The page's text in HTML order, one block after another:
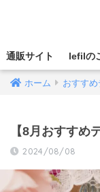
通販サイト lefilの
ホーム おすす
【8月おすすめ
2024/08/08